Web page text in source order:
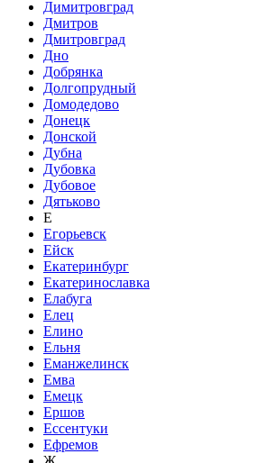
Димитровград
Дмитров
Дмитровград
Дно
Добрянка
Долгопрудный
Домодедово
Донецк
Донской
Дубна
Дубовка
Дубовое
Дятьково
Е
Егорьевск
Ейск
Екатеринбург
Екатеринославка
Елабуга
Елец
Елино
Ельня
Еманжелинск
Емва
Емецк
Ершов
Ессентуки
Ефремов